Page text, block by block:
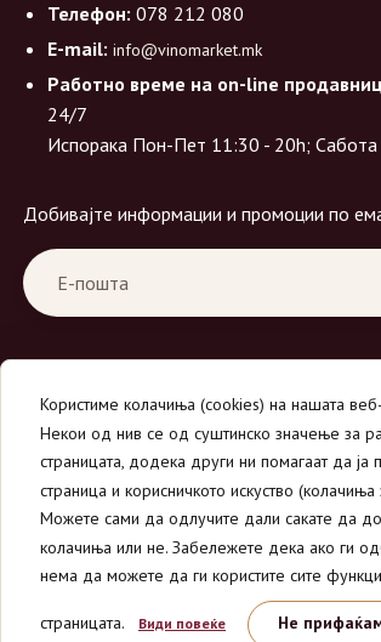
Телефон: 078 212 080
E-mail: info@vinomarket.mk
Работно време на on-line
24/7
Испорака Пон-Пет 11:30 - 20h;
Добивајте информации и промоции по
© 2026Вино Маркет - МОНДАВИ
Сите права се задржани.
Користиме колачиња (cookies) на нашата
Некои од нив се од суштинско значење за
страницата, додека други ни помагаат да
страница и корисничкото искуство
Можете сами да одлучите дали сакате да
колачиња или не. Забележете дека ако ги
нема да можете да ги користите сите
страницата. Види повеќе Не